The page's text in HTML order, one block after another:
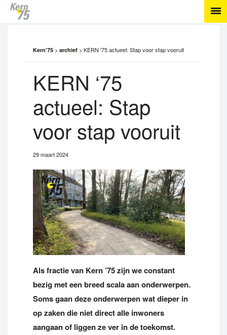
Kern'75 > archief > KERN ‘75 actueel: Stap voor stap vooruit
KERN ‘75
actueel: Stap
voor stap vooruit
29 maart 2024
Als fractie van Kern ’75 zijn we constant
bezig met een breed scala aan onderwerpen.
Soms gaan deze onderwerpen wat dieper in
op zaken die niet direct alle inwoners
aangaan of liggen ze ver in de toekomst.